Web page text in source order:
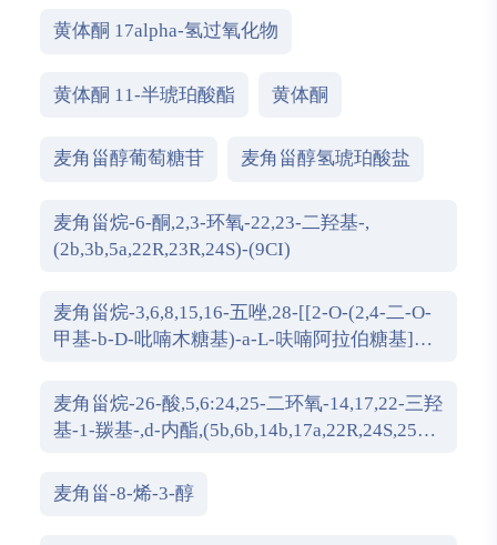
黄体酮 17alpha-氢过氧化物
黄体酮 11-半琥珀酸酯 黄体酮
麦角甾醇葡萄糖苷 麦角甾醇氢琥珀酸盐
麦角甾烷-6-酮,2,3-环氧-22,23-二羟基-,
(2b,3b,5a,22R,23R,24S)-(9CI)
麦角甾烷-3,6,8,15,16-五唑,28-[[2-O-(2,4-二-O-
甲基-b-D-吡喃木糖基)-a-L-呋喃阿拉伯糖基]氧
麦角甾烷-26-酸,5,6:24,25-二环氧-14,17,22-三羟
基-1-羰基-,d-内酯,(5b,6b,14b,17a,22R,24S,25S)-
麦角甾-8-烯-3-醇